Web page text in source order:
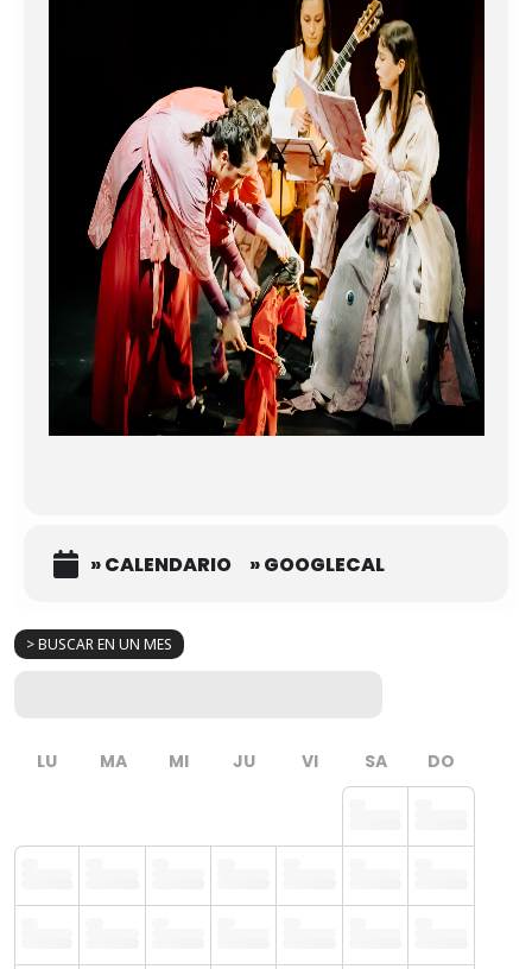
> BUSCAR EN UN MES
LU MA MI JU VI SA DO
» CALENDARIO » GOOGLECAL